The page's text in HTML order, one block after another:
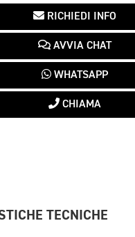
RICHIEDI INFO
AVVIA CHAT
WHATSAPP
CHIAMA
TECNICHE